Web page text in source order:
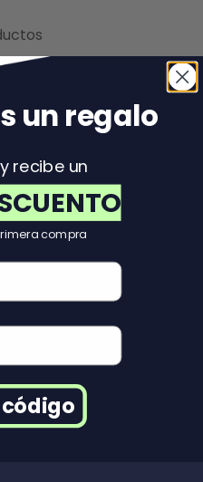
un regalo
recibe un
compra